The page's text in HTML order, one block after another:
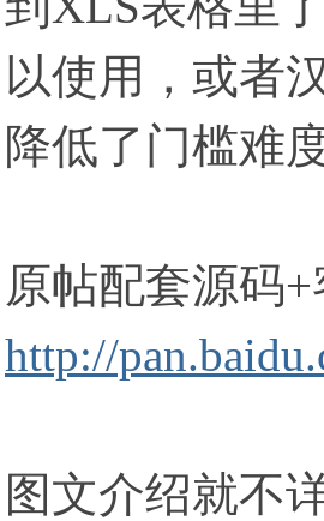
以使用，或者
降低了门槛难
原帖配套源码
http://
图文介绍就不